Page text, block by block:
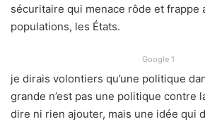
sécuritaire qui menace rôde et frappe
populations, les États.
Google 1
je dirais volontiers qu’une politique
grande n’est pas une politique contre
dire ni rien ajouter, mais une idée qui